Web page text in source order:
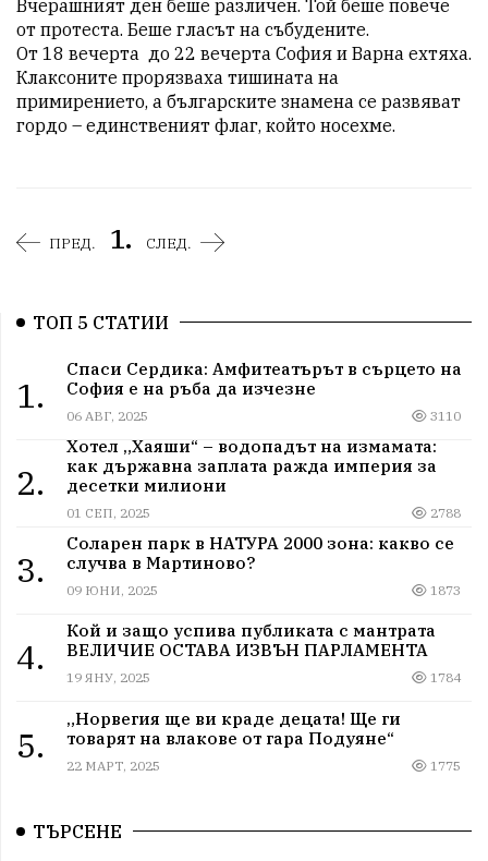
Вчерашният ден беше различен. Той беше повече
от протеста. Беше гласът на събудените.
От 18 вечерта  до 22 вечерта София и Варна ехтяха.
Клаксоните прорязваха тишината на
примирението, а българските знамена се развяват
ПРЕД. 1. СЛЕД.
ТОП 5 СТАТИИ
1.
Спаси Сердика: Амфитеатърът в сърцето на
София е на ръба да изчезне
06 АВГ, 2025 3110
2.
Хотел „Хаяши“ – водопадът на измамата:
как държавна заплата ражда империя за
десетки милиони
01 СЕП, 2025 2788
3.
Соларен парк в НАТУРА 2000 зона: какво се
случва в Мартиново?
09 ЮНИ, 2025 1873
4.
Кой и защо успива публиката с мантрата
ВЕЛИЧИЕ ОСТАВА ИЗВЪН ПАРЛАМЕНТА
19 ЯНУ, 2025 1784
5.
„Норвегия ще ви краде децата! Ще ги
товарят на влакове от гара Подуяне“
22 МАРТ, 2025 1775
ТЪРСЕНЕ